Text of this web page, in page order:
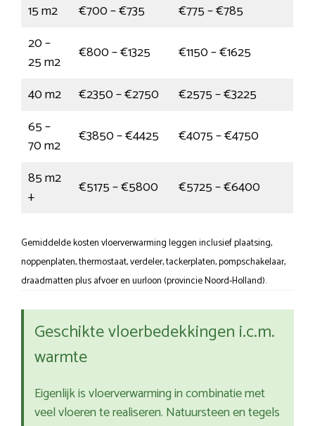
15 m2
€700 – €735
€775 – €785
20 –
25 m2
€800 – €1325
€1150 – €1625
40 m2
€2350 – €2750
€2575 – €3225
65 –
70 m2
€3850 – €4425
€4075 – €4750
85 m2
+
€5175 – €5800 €5725 – €6400
Gemiddelde kosten vloerverwarming leggen inclusief plaatsing,
noppenplaten, thermostaat, verdeler, tackerplaten, pompschakelaar,
draadmatten plus afvoer en uurloon (provincie Noord-Holland).
Geschikte vloerbedekkingen i.c.m.
warmte
Eigenlijk is vloerverwarming in combinatie met
veel vloeren te realiseren. Natuursteen en tegels